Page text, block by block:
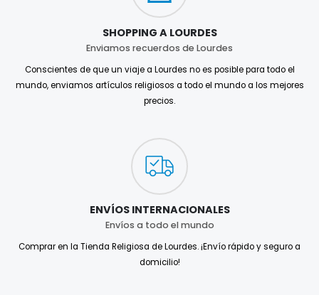
SHOPPING A LOURDES
Enviamos recuerdos de Lourdes
Conscientes de que un viaje a Lourdes no es posible para todo el
mundo, enviamos artículos religiosos a todo el mundo a los mejores
precios.
ENVÍOS INTERNACIONALES
Envíos a todo el mundo
Comprar en la Tienda Religiosa de Lourdes. ¡Envío rápido y seguro a
domicilio!